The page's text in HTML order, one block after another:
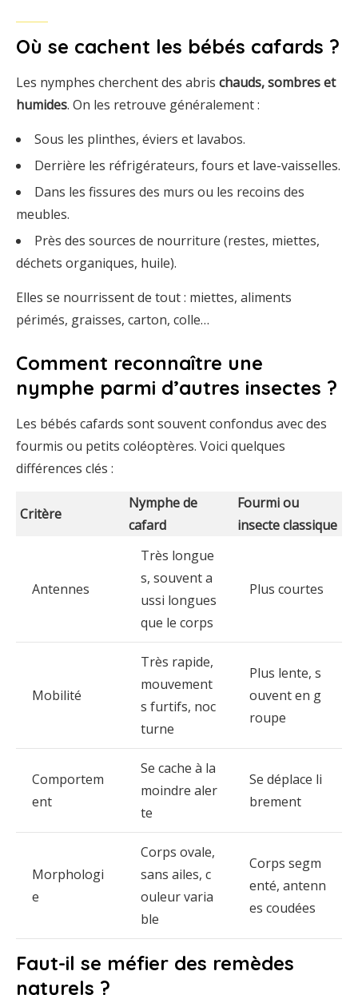
Où se cachent les bébés cafards ?
Les nymphes cherchentdes abris chauds,sombreset
humides. On les retrouve généralement :
Sous les plinthes, éviers et lavabos.
Derrière les réfrigérateurs, fours et lave-vaisselles.
Dans les fissures des murs ou les recoins des
meubles.
Près des sources de nourriture (restes, miettes,
déchets organiques, huile).
Elles se nourrissentde tout : miettes, aliments
périmés, graisses, carton, colle…
Comment reconnaître une
nymphe parmi d’autres insectes ?
Les bébés cafards sontsouventconfondus avecdes
fourmis ou petits coléoptères. Voici quelques
différences clés :
Critère
Nymphede
cafard
Fourmiou
insecteclassique
Antennes
Très longue
s, souventa
ussi longues
que le corps
Plus courtes
Mobilité
Très rapide,
mouvement
s furtifs, noc
turne
Plus lente, s
ouventen g
roupe
Comportem
ent
Se cache à la
moindre aler
te
Se déplace li
brement
Morphologi
e
Corps ovale,
sans ailes, c
ouleurvaria
ble
Corps segm
enté, antenn
es coudées
Faut-il se méfier des remèdes
naturels ?